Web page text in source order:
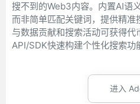
搜不到的Web3内容。内置AI语
而非简单匹配关键词，提供精
与数据贡献和搜索活动可获得
API/SDK快速构建个性化搜索功
进入